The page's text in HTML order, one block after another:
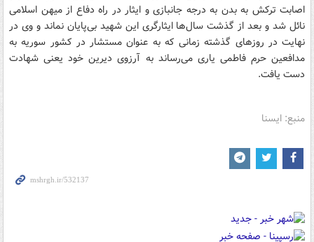
اصابت ترکش به بدن به درجه جانبازی و ایثار در راه دفاع از میهن اسلامی
نائل شد و بعد از گذشت سال‌ها ایثارگری این شهید بی‌پایان نماند و وی در
نهایت در روزهای گذشته زمانی که به عنوان مستشار در کشور سوریه به
مدافعین حرم فاطمی یاری می‌رساند به آرزوی دیرین خود یعنی شهادت
دست یافت.
منبع: ایسنا